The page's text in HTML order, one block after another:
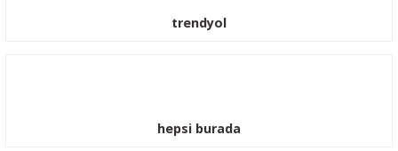
trendyol
hepsi burada